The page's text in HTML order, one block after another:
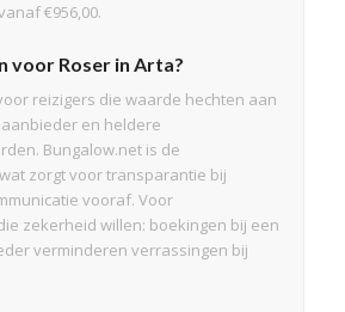
€956,00.
voor Roser in Arta?
reizigers die waarde hechten aan
en heldere
Bungalow.net is de
zorgt voor transparantie bij
vooraf. Voor
zekerheid willen: boekingen bij een
verminderen verrassingen bij